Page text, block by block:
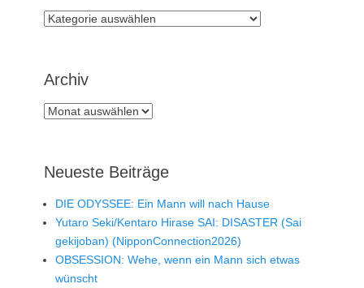
Rubriken
Archiv
Archiv
Neueste Beiträge
DIE ODYSSEE: Ein Mann will nach Hause
Yutaro Seki/Kentaro Hirase SAI: DISASTER (Sai
gekijoban) (NipponConnection2026)
OBSESSION: Wehe, wenn ein Mann sich etwas
wünscht